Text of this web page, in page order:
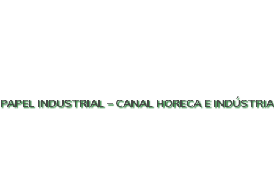
PAPEL INDUSTRIAL – CANAL HORECA E INDÚSTRIA